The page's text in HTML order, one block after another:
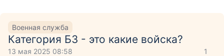
Военная служба
Категория Б3 - это какие войска?
13 мая 2025 08:58 1